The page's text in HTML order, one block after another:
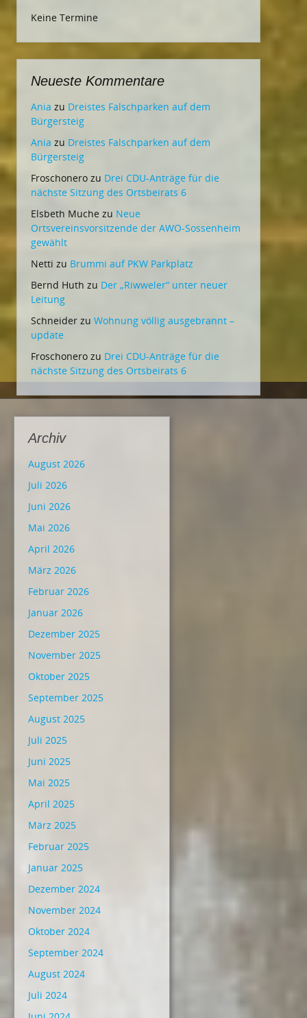
Keine Termine
Neueste Kommentare
Ania zu Dreistes Falschparken auf dem
Bürgersteig
Ania zu Dreistes Falschparken auf dem
Bürgersteig
Froschonero zu Drei CDU-Anträge für die
nächste Sitzung des Ortsbeirats 6
Elsbeth Muche zu Neue
Ortsvereinsvorsitzende der AWO-Sossenheim
gewählt
Netti zu Brummi auf PKW Parkplatz
Bernd Huth zu Der „Riwweler“ unter neuer
Leitung
Schneider zu Wohnung völlig ausgebrannt –
update
Froschonero zu Drei CDU-Anträge für die
nächste Sitzung des Ortsbeirats 6
Archiv
August 2026
Juli 2026
Juni 2026
Mai 2026
April 2026
März 2026
Februar 2026
Januar 2026
Dezember 2025
November 2025
Oktober 2025
September 2025
August 2025
Juli 2025
Juni 2025
Mai 2025
April 2025
März 2025
Februar 2025
Januar 2025
Dezember 2024
November 2024
Oktober 2024
September 2024
August 2024
Juli 2024